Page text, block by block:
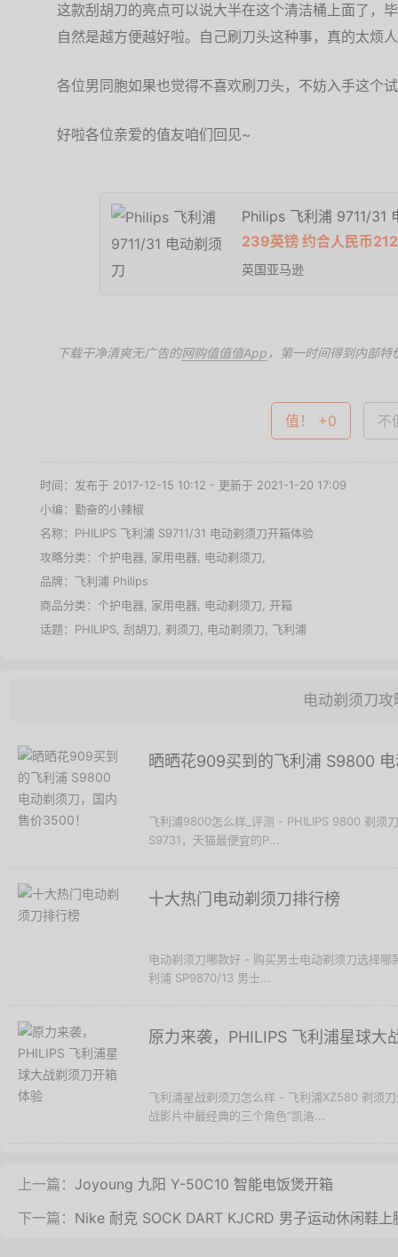
这款刮胡刀的亮点可以说大半在这个清洁桶上面了，
自然是越方便越好啦。自己刷刀头这种事，真的太烦
各位男同胞如果也觉得不喜欢刷刀头，不妨入手这个
好啦各位亲爱的值友咱们回见~
Philips 飞利浦 9711/31
239英镑 约合人民币
英国亚马逊
下载干净清爽无广告的网购值值值App ，第一时间得到内部特
值！ +0 不
时间：发布于 2017-12-15 10:12 - 更新于 2021-1-20 17:09
小编：勤奋的小辣椒
名称： PHILIPS 飞利浦 S9711/31 电动剃须刀开箱体验
攻略分类： 个护电器 家用电器 电动剃须刀
品牌： 飞利浦 Philips
商品分类： 个护电器 家用电器 电动剃须刀 开箱
话题： PHILIPS 刮胡刀 剃须刀 电动剃须刀 飞利浦
电动剃须刀攻
晒晒花909买到的飞利浦 S9800
飞利浦9800怎么样_评测 - PHILIPS 9800 剃须
S9731，天猫最便宜的P...
十大热门电动剃须刀排行榜
电动剃须刀哪款好 - 购买男士电动剃须刀选择
利浦 SP9870/13 男士...
原力来袭，PHILIPS 飞利浦星球大
飞利浦星战剃须刀怎么样 - 飞利浦XZ580 剃须
战影片中最经典的三个角色“凯洛...
上一篇： Joyoung 九阳 Y-50C10 智能电饭煲开箱
下一篇： Nike 耐克 SOCK DART KJCRD 男子运动休闲鞋上